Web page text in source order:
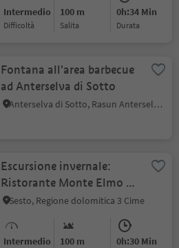
Intermedio
Difficoltà
100 m
Salita
0h:34 Min
durata
Fontana all'area barbecue
ad Anterselva di Sotto
Anterselva di Sotto, Rasun Anterselva, Regione dolomitica Plan de Corones
Escursione invernale:
Ristorante Monte Elmo -
Rifugio Gallo Cedrone
Sesto, Regione dolomitica 3 Cime
Intermedio 100 m 0h:30 Min